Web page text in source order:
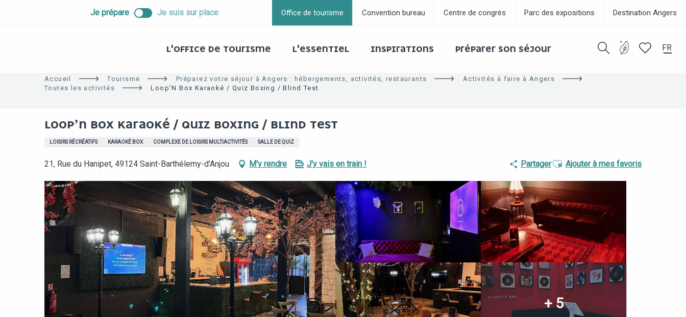
FR
Je prépare Je suis sur place Office de tourisme Convention bureau Centre de congrès Parc des expositions Destination Angers
L'OFFICE DE TOURISME L'ESSENTIEL INSPIRATIONS PRÉPARER SON SÉJOUR
Accueil Tourisme Préparez votre séjour à Angers : hébergements, activités, restaurants
Activités à faire à Angers
Toutes les activités
Loop’N Box Karaoké / Quiz Boxing / Blind Test
LOOP’N BOX KARAOKÉ / QUIZ BOXING / BLIND TEST
LOISIRS RÉCRÉATIFS KARAOKÉ BOX COMPLEXE DE LOISIRS MULTIACTIVITÉS SALLE DE QUIZ
21, Rue du Hanipet, 49124 Saint-Barthélemy-d'Anjou M'y rendre J'y vais en train ! PartagerAjouter aux favoris
Ajouter à mes favoris
+ 5